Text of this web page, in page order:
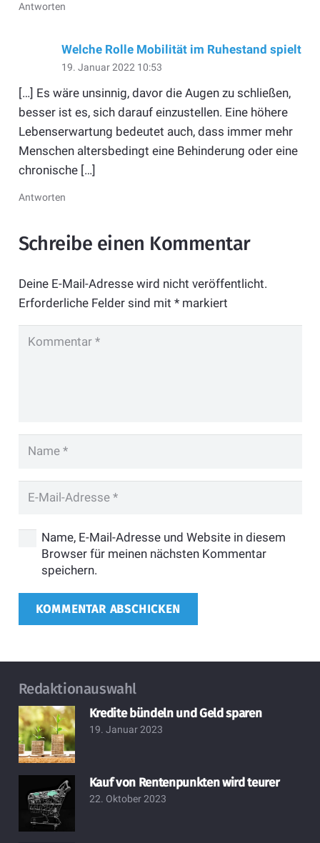
Antworten
Welche Rolle Mobilität im Ruhestand spielt
19. Januar 2022 10:53
[…] Es wäre unsinnig, davor die Augen zu schließen,
besser ist es, sich darauf einzustellen. Eine höhere
Lebenserwartung bedeutet auch, dass immer mehr
Menschen altersbedingt eine Behinderung oder eine
chronische […]
Antworten
Schreibe einen Kommentar
Deine E-Mail-Adresse wird nicht veröffentlicht.
Erforderliche Felder sind mit *markiert
Name, E-Mail-Adresse und Website in diesem
Browser für meinen nächsten Kommentar
speichern.
KOMMENTAR ABSCHICKEN
Redaktionauswahl
Kredite bündeln und Geld sparen
19. Januar 2023
Kauf von Rentenpunkten wird teurer
22. Oktober 2023